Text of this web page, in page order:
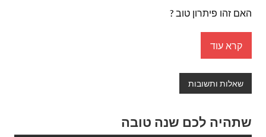
האם זהו פיתרון טוב ?
קרא עוד
שאלות ותשובות
שתהיה לכם שנה טובה